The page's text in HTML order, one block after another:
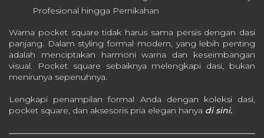
Profesional hingga Pernikahan
Warna pocket square tidak harus sama persis dengan dasi
panjang. Dalam styling formal modern, yang lebih penting
adalah menciptakan harmoni warna dan keseimbangan
visual. Pocket square sebaiknya melengkapi dasi, bukan
menirunya sepenuhnya.
Lengkapi penampilan formal Anda dengan koleksi dasi,
pocket square, dan aksesoris pria elegan hanya di sini.